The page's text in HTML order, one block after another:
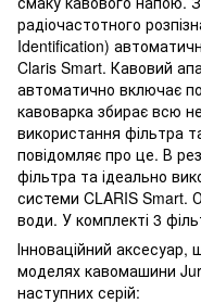
радіочастотного
Identification)
Claris Smart. Кавовий
автоматично включає
кавоварка збирає всю
використання фільтра
повідомляє про це. В
фільтра та ідеально
системи CLARIS Smart.
води. У комплекті 3
Інноваційний
моделях кавомашини
наступних серій: